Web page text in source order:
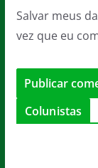
Salvar meus
vez que eu
Colunistas